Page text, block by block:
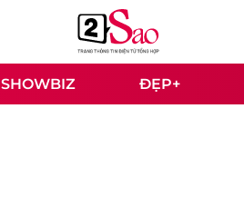
SHOWBIZ ĐẸP+